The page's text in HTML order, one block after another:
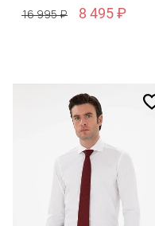
16 995 ₽
8 495 ₽